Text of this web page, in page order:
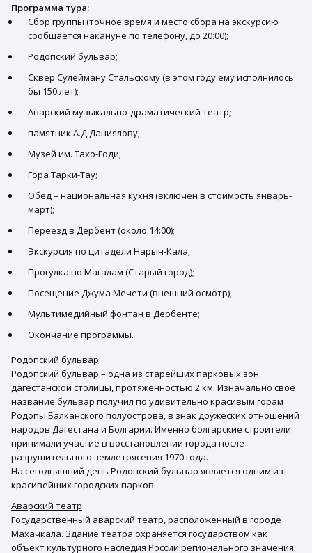
Программа тура:
Сбор группы (точное время и место сбора на экскурсию
сообщается накануне по телефону, до 20:00);
Родопский бульвар;
Сквер Сулейману Стальскому (в этом году ему исполнилось
бы 150 лет);
Аварский музыкально-драматический театр;
памятник А.Д.Даниялову;
Музей им. Тахо-Годи;
Гора Тарки-Тау;
Обед – национальная кухня (включён в стоимость январь-
март);
Переезд в Дербент (около 14:00);
Экскурсия по цитадели Нарын-Кала;
Прогулка по Магалам (Старый город);
Посещение Джума Мечети (внешний осмотр);
Мультимедийный фонтан в Дербенте;
Окончание программы.
Родопский бульвар
Родопский бульвар – одна из старейших парковых зон
дагестанской столицы, протяженностью 2 км. Изначально свое
название бульвар получил по удивительно красивым горам
Родопы Балканского полуострова, в знак дружеских отношений
народов Дагестана и Болгарии. Именно болгарские строители
принимали участие в восстановлении города после
разрушительного землетрясения 1970 года.
На сегодняшний день Родопский бульвар является одним из
красивейших городских парков.
Аварский театр
Государственный аварский театр, расположенный в городе
Махачкала. Здание театра охраняется государством как
объект культурного наследия России регионального значения.